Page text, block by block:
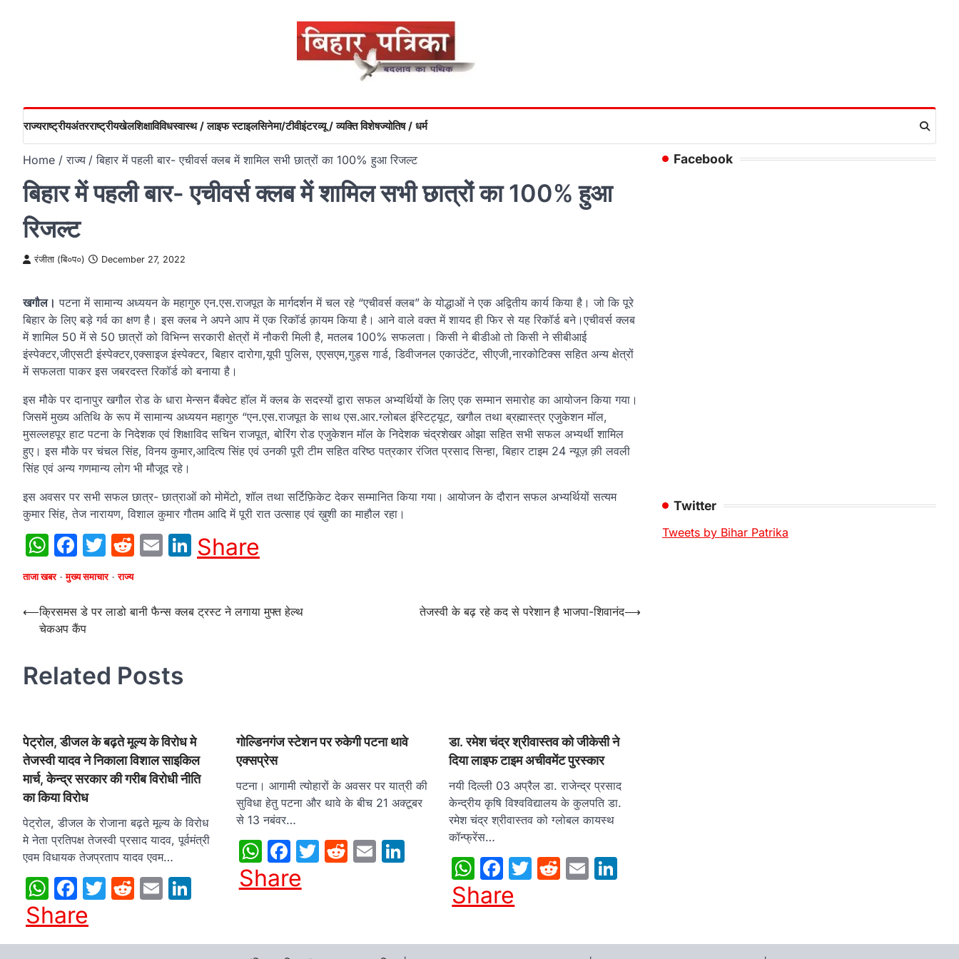
राज्यराष्ट्रीयअंतरराष्ट्रीयखेलशिक्षाविविधस्वास्थ / लाइफ स्टाइलसिनेमा/टीवीइंटरव्यू / व्यक्ति विशेषज्योतिष / धर्म
Home राज्य बिहार में पहली बार- एचीवर्स क्लब में शामिल सभी छात्रों का 100% हुआ रिजल्ट
बिहार में पहली बार- एचीवर्स क्लब में शामिल सभी छात्रों का 100% हुआ
रिजल्ट
रंजीता (बि०प०) December 27, 2022
खगौल। पटना में सामान्य अध्ययन के महागुरु एन.एस.राजपूत के मार्गदर्शन में चल रहे “एचीवर्स क्लब” के योद्धाओं ने एक अद्वितीय कार्य किया है। जो कि पूरे
बिहार के लिए बड़े गर्व का क्षण है। इस क्लब ने अपने आप में एक रिकॉर्ड क़ायम किया है। आने वाले वक्त में शायद ही फिर से यह रिकॉर्ड बने।एचीवर्स क्लब
में शामिल 50 में से 50 छात्रों को विभिन्न सरकारी क्षेत्रों में नौकरी मिली है, मतलब 100% सफलता। किसी ने बीडीओ तो किसी ने सीबीआई
इंस्पेक्टर,जीएसटी इंस्पेक्टर,एक्साइज इंस्पेक्टर, बिहार दारोगा,यूपी पुलिस, एएस‌एम,गुड्स गार्ड, डिवीजनल एकाउंटेंट, सीएजी,नारकोटिक्स सहित अन्य क्षेत्रों
में सफलता पाकर इस जबरदस्त रिकॉर्ड को बनाया है।
इस मौके पर दानापुर खगौल रोड के धारा मेन्सन बैंक्वेट हॉल में क्लब के सदस्यों द्वारा सफल अभ्यर्थियों के लिए एक सम्मान समारोह का आयोजन किया गया।
जिसमें मुख्य अतिथि के रूप में सामान्य अध्ययन महागुरु “एन.एस.राजपूत के साथ एस.आर.ग्लोबल इंस्टिट्यूट, खगौल तथा ब्रह्मास्त्र एजुकेशन मॉल,
मुसल्लहपूर हाट पटना के निदेशक एवं शिक्षाविद सचिन राजपूत, बोरिंग रोड एजुकेशन मॉल के निदेशक चंद्रशेखर ओझा सहित सभी सफल अभ्यर्थी शामिल
हुए। इस मौके पर चंचल सिंह, विनय कुमार,आदित्य सिंह एवं उनकी पूरी टीम सहित वरिष्ठ पत्रकार रंजित प्रसाद सिन्हा, बिहार टाइम 24 न्यूज़ क़ी लवली
सिंह एवं अन्य गणमान्य लोग भी मौजूद रहे।
इस अवसर पर सभी सफल छात्र- छात्राओं को मोमेंटो, शॉल तथा सर्टिफ़िकेट देकर सम्मानित किया गया। आयोजन के दौरान सफल अभ्यर्थियों सत्यम
कुमार सिंह, तेज नारायण, विशाल कुमार गौतम आदि में पूरी रात उत्साह एवं ख़ुशी का माहौल रहा।
WhatsApp
Facebook
Twitter
Reddit
EmailLinkedIn
Share
ताजा खबर मुख्य समाचार राज्य
Post
navigation
⟵क्रिसमस डे पर लाडो बानी फैन्स क्लब ट्रस्ट ने लगाया मुफ्त हेल्थ
चेकअप कैंप
तेजस्वी के बढ़ रहे कद से परेशान है भाजपा-शिवानंद⟶
Related Posts
पेट्रोल, डीजल के बढ़ते मूल्य के विरोध मे
तेजस्वी यादव ने निकाला विशाल साइकिल
मार्च, केन्द्र सरकार की गरीब विरोधी नीति
का किया विरोध
पेट्रोल, डीजल के रोजाना बढ़ते मूल्य के विरोध
मे नेता प्रतिपक्ष तेजस्वी प्रसाद यादव, पूर्वमंत्री
एवम विधायक तेजप्रताप यादव एवम…
WhatsApp
Facebook
Twitter
Reddit
EmailLinkedIn
Share
गोल्डिनगंज स्टेशन पर रुकेगी पटना थावे
एक्सप्रेस
पटना। आगामी त्योहारों के अवसर पर यात्री की
सुविधा हेतु पटना और थावे के बीच 21 अक्टूबर
से 13 नबंवर…
WhatsApp
Facebook
Twitter
Reddit
EmailLinkedIn
Share
डा. रमेश चंद्र श्रीवास्तव को जीकेसी ने
दिया लाइफ टाइम अचीवमेंट पुरस्कार
नयी दिल्ली 03 अप्रैल डा. राजेन्द्र प्रसाद
केन्द्रीय कृषि विश्वविद्यालय के कुलपति डा.
रमेश चंद्र श्रीवास्तव को ग्लोबल कायस्थ
कॉन्फ्रेंस…
WhatsApp
Facebook
Twitter
Reddit
Email
Share
Facebook
Twitter
Tweets by Bihar Patrika